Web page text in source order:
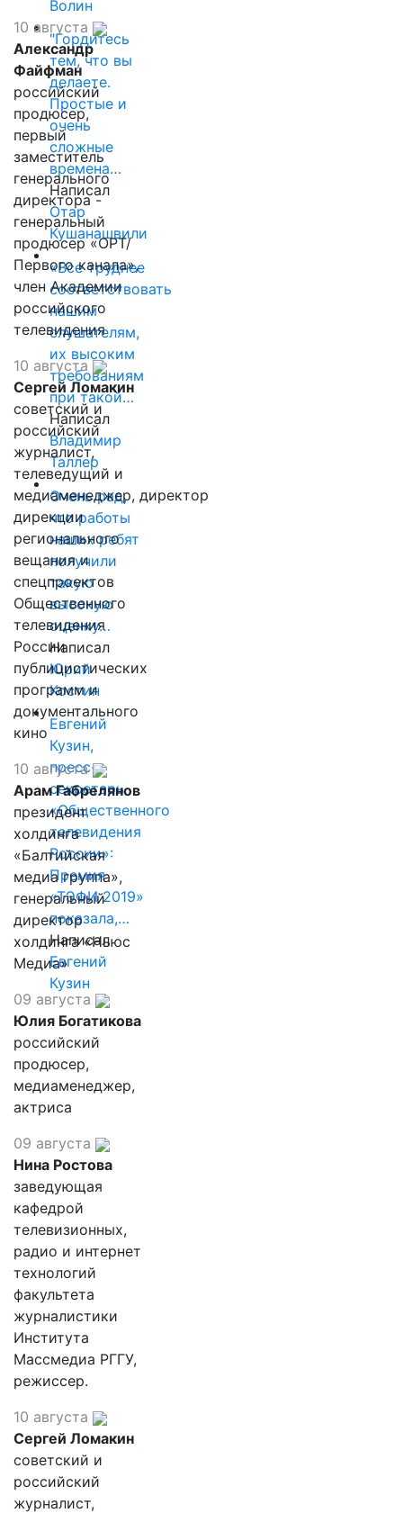
Волин
"Гордитесь
тем, что вы
делаете.
Простые и
очень
сложные
времена…
Написал
Отар
Кушанашвили
«Все труднее
соответствовать
нашим
слушателям,
их высоким
требованиям
при такой…
Написал
Владимир
Таллер
Очень рад,
что работы
наших ребят
получили
такую
высокую
оценку…
Написал
Юрий
Костин
Евгений
Кузин,
пресс-
секретарь
«Общественного
телевидения
России»:
Премия
«ТЭФИ 2019»
показала,…
Написал
Евгений
Кузин
10 августа
Александр
Файфман
российский
продюсер,
первый
заместитель
генерального
директора -
генеральный
продюсер «ОРТ/
Первого канала»,
член Академии
российского
телевидения
10 августа
Сергей Ломакин
советский и
российский
журналист,
телеведущий и
медиаменеджер, директор
дирекции
регионального
вещания и
спецпроектов
Общественного
телевидения
России
публицистических
программ и
документального
кино
10 августа
Арам Габрелянов
президент
холдинга
«Балтийская
медиа группа»,
генеральный
директор
холдинга «Ньюс
Медиа»
09 августа
Юлия Богатикова
российский
продюсер,
медиаменеджер,
актриса
09 августа
Нина Ростова
заведующая
кафедрой
телевизионных,
радио и интернет
технологий
факультета
журналистики
Института
Массмедиа РГГУ,
режиссер.
10 августа
Сергей Ломакин
советский и
российский
журналист,